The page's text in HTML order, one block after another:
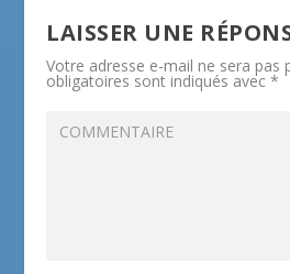
LAISSER UNE
Votre adresse e-mail ne sera pas
obligatoires sont indiqués avec*